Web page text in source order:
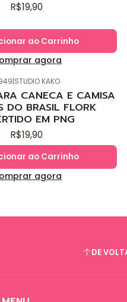
R$19,90
ao Carrinho
agora
|STUDIO KAKO
CANECA E CAMISA
DO BRASIL FLORK
EM PNG
R$19,90
ao Carrinho
agora
DE